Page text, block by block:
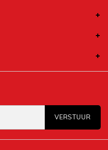
VERSTUUR